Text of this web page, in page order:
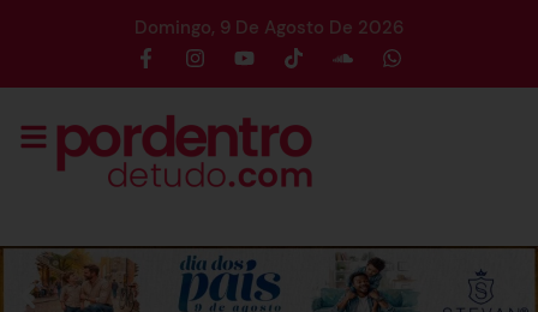
Domingo, 9 De Agosto De 2026